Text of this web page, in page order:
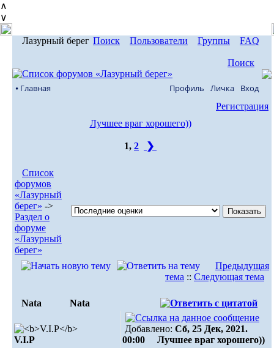
∧
∨
Лазурный берег Поиск Пользователи Группы FAQ
Поиск
⦁ Главная Профиль Личка Вход
Регистрация
Лучшее враг хорошего))
1, 2 ❯
Список
форумов
«Лазурный
берег» ->
Раздел о
форуме
«Лазурный
берег»
Предыдущая
тема :: Следующая тема
Nata Nata
V.I.Р
Добавлено: Сб, 25 Дек, 2021.
00:00
Лучшее враг хорошего))